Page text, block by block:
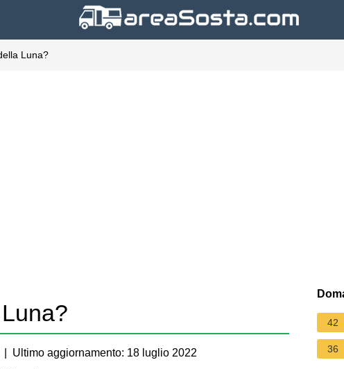
Luna?
| Ultimo aggiornamento: 18 luglio 2022
42
36